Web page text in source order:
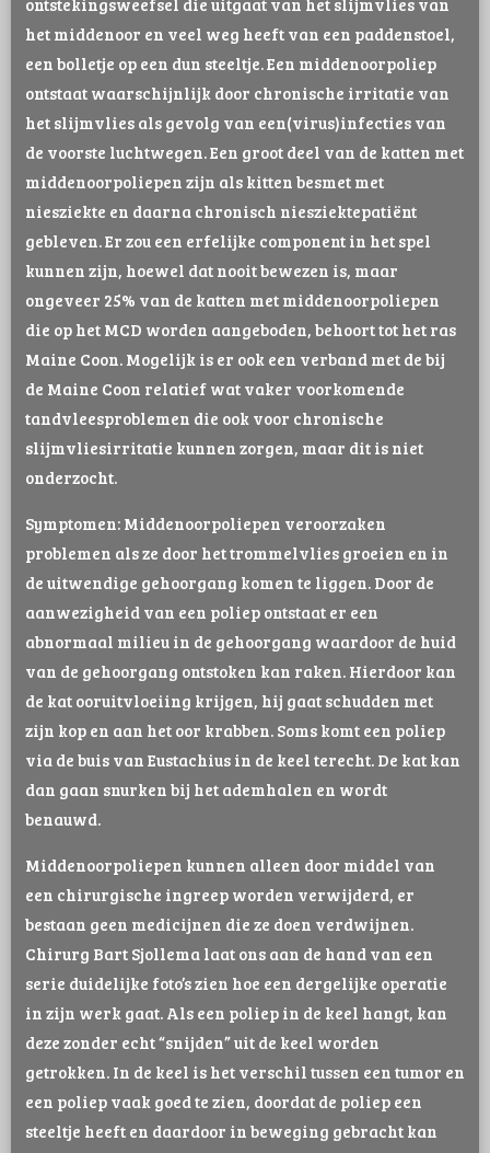
het middenoor en veel weg heeft van een paddenstoel,
een bolletje op een dun steeltje. Een middenoorpoliep
ontstaat waarschijnlijk door chronische irritatie van
het slijmvlies als gevolg van een(virus)infecties van
de voorste luchtwegen. Een groot deel van de katten met
middenoorpoliepen zijn als kitten besmet met
niesziekte en daarna chronisch niesziektepatiënt
gebleven. Er zou een erfelijke component in het spel
kunnen zijn, hoewel dat nooit bewezen is, maar
ongeveer 25% van de katten met middenoorpoliepen
die op het MCD worden aangeboden, behoort tot het ras
Maine Coon. Mogelijk is er ook een verband met de bij
de Maine Coon relatief wat vaker voorkomende
tandvleesproblemen die ook voor chronische
slijmvliesirritatie kunnen zorgen, maar dit is niet
onderzocht.
Symptomen: Middenoorpoliepen veroorzaken
problemen als ze door het trommelvlies groeien en in
de uitwendige gehoorgang komen te liggen. Door de
aanwezigheid van een poliep ontstaat er een
abnormaal milieu in de gehoorgang waardoor de huid
van de gehoorgang ontstoken kan raken. Hierdoor kan
de kat ooruitvloeiing krijgen, hij gaat schudden met
zijn kop en aan het oor krabben. Soms komt een poliep
via de buis van Eustachius in de keel terecht. De kat kan
dan gaan snurken bij het ademhalen en wordt
benauwd.
Middenoorpoliepen kunnen alleen door middel van
een chirurgische ingreep worden verwijderd, er
bestaan geen medicijnen die ze doen verdwijnen.
Chirurg Bart Sjollema laat ons aan de hand van een
serie duidelijke foto’s zien hoe een dergelijke operatie
in zijn werk gaat. Als een poliep in de keel hangt, kan
deze zonder echt “snijden” uit de keel worden
getrokken. In de keel is het verschil tussen een tumor en
een poliep vaak goed te zien, doordat de poliep een
steeltje heeft en daardoor in beweging gebracht kan